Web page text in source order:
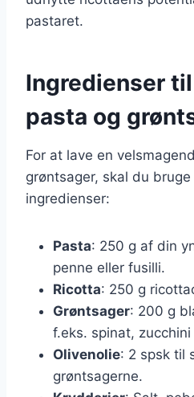
pastaret.
Ingredienser
pasta og
For at lave en
grøntsager, skal du
ingredienser:
Pasta: 250 g af din
penne eller fusilli.
Ricotta: 250 g
Grøntsager: 200 g
f.eks. spinat,
Olivenolie: 2 spsk til
grøntsagerne.